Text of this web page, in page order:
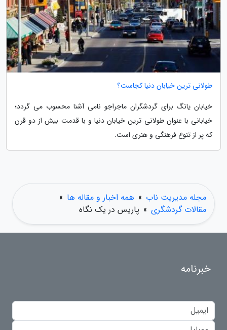
طولانی ترین خیابان دنیا کجاست؟
خیابان یانگ برای گردشگران ماجراجو نامی آشنا محسوب می گردد؛
خیابانی با عنوان طولانی ترین خیابان دنیا و با قدمت بیش از دو قرن
که پر از تنوع فرهنگی و هنری است.
مجله مدیریت ناب » همه اخبار و مقاله ها »
مقالات گردشگری » پاریس در یک نگاه
خبرنامه